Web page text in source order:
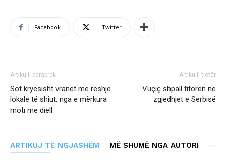
Facebook Twitter
Artikulli paraprak
Sot kryesisht vranët me reshje
lokale të shiut, nga e mërkura
moti me diell
Artikulli tjetër
Vuçiç shpall fitoren në
zgjedhjet e Serbisë
ARTIKUJ TË NGJASHËM MË SHUMË NGA AUTORI